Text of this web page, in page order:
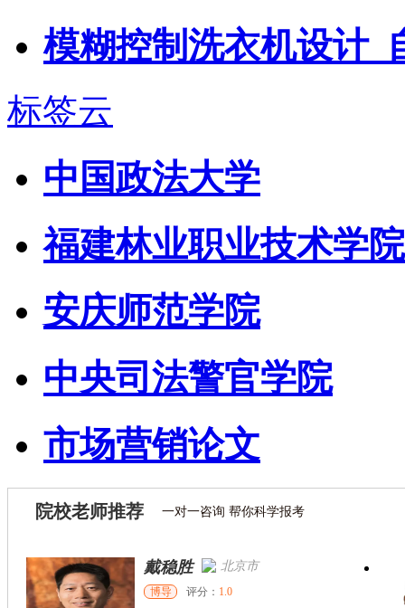
模糊控制洗衣机设计_
标签云
中国政法大学
福建林业职业技术学院
安庆师范学院
中央司法警官学院
市场营销论文
院校老师推荐 一对一咨询 帮你科学报考
戴稳胜 北京市
博导 评分： 1.0